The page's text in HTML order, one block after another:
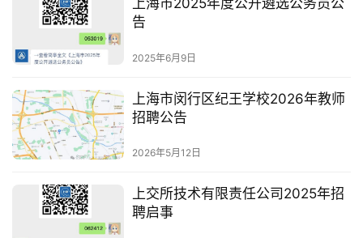
上海市2025年度公开遴选公务员公
告
2025年6月9日
上海市闵行区纪王学校2026年教师
招聘公告
2026年5月12日
上交所技术有限责任公司2025年招
聘启事